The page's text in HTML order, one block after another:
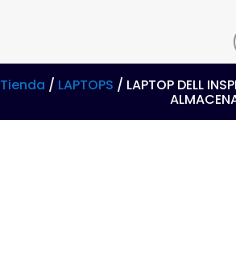
Tienda / LAPTOPS / LAPTOP DELL